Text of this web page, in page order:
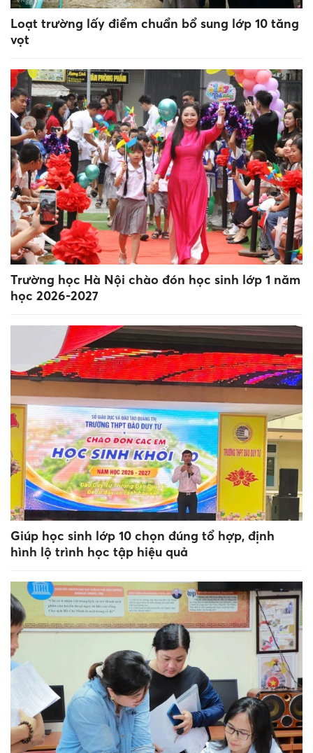
Loạt trường lấy điểm chuẩn bổ sung lớp 10 tăng
vọt
Trường học Hà Nội chào đón học sinh lớp 1 năm
học 2026-2027
Giúp học sinh lớp 10 chọn đúng tổ hợp, định
hình lộ trình học tập hiệu quả